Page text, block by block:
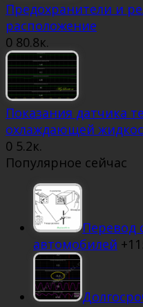
Предохранители и
расположение
0 80.8к.
Показания датчика
охлаждающей
0 5.2к.
Популярное сейчас
Перевод
автомобилей